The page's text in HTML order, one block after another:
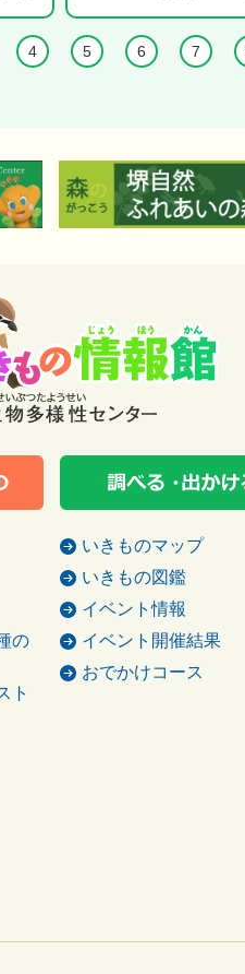
4 5 6 7
の
ト
いきものマップ
いきもの図鑑
イベント情報
イベント開催結果
おでかけコース